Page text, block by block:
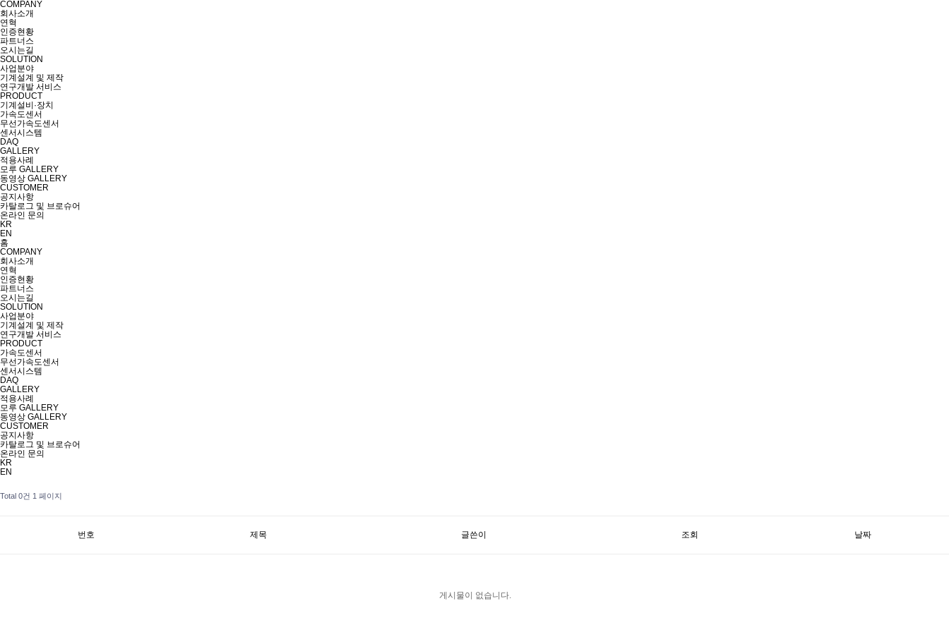
COMPANY
회사소개
연혁
인증현황
파트너스
오시는길
SOLUTION
사업분야
기계설계 및 제작
연구개발 서비스
PRODUCT
기계설비·장치
가속도센서
무선가속도센서
센서시스템
DAQ
GALLERY
적용사례
모루 GALLERY
동영상 GALLERY
CUSTOMER
공지사항
카탈로그 및 브로슈어
온라인 문의
KR
EN
홈
COMPANY
회사소개
연혁
인증현황
파트너스
오시는길
SOLUTION
사업분야
기계설계 및 제작
연구개발 서비스
PRODUCT
가속도센서
무선가속도센서
센서시스템
DAQ
GALLERY
적용사례
모루 GALLERY
동영상 GALLERY
CUSTOMER
공지사항
카탈로그 및 브로슈어
온라인 문의
KR
EN
Total 0건 1 페이지
번호 제목 글쓴이 조회 날짜
게시물이 없습니다.